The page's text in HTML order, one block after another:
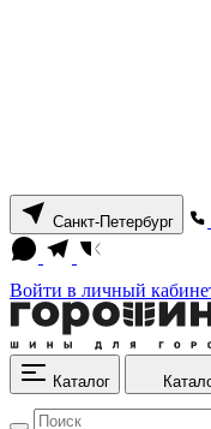
Санкт-Петербург
Войти в личный
Каталог